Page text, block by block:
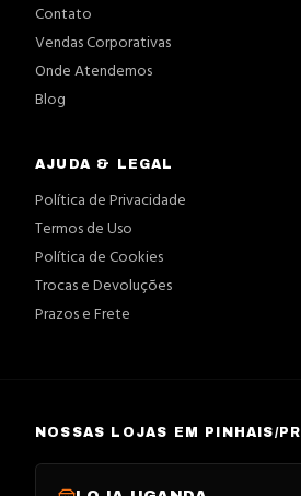
Contato
Vendas Corporativas
Onde Atendemos
Blog
AJUDA & LEGAL
Política de Privacidade
Termos de Uso
Política de Cookies
Trocas e Devoluções
Prazos e Frete
NOSSAS LOJAS EM PINHAIS/PR